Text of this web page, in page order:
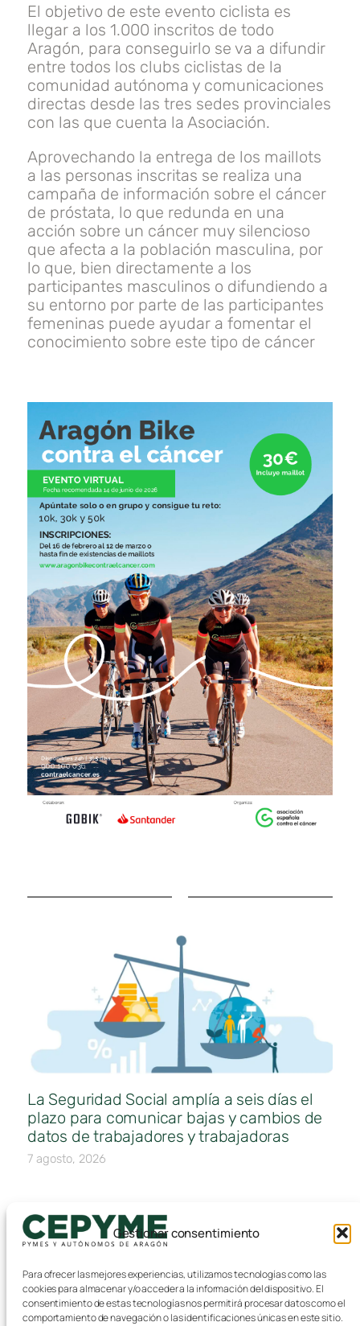
Gestionar consentimiento
Para ofrecer las mejores experiencias, utilizamos tecnologías como las
cookies para almacenar y/o acceder a la información del dispositivo. El
consentimiento de estas tecnologías nos permitirá procesar datos como el
comportamiento de navegación o las identificaciones únicas en este sitio.
El objetivo de este evento ciclista es
llegar a los 1.000 inscritos de todo
Aragón, para conseguirlo se va a difundir
entre todos los clubs ciclistas de la
comunidad autónoma y comunicaciones
directas desde las tres sedes provinciales
con las que cuenta la Asociación.
Aprovechando la entrega de los maillots
a las personas inscritas se realiza una
campaña de información sobre el cáncer
de próstata, lo que redunda en una
acción sobre un cáncer muy silencioso
que afecta a la población masculina, por
lo que, bien directamente a los
participantes masculinos o difundiendo a
su entorno por parte de las participantes
femeninas puede ayudar a fomentar el
conocimiento sobre este tipo de cáncer
La Seguridad Social amplía a seis días el
plazo para comunicar bajas y cambios de
datos de trabajadores y trabajadoras
7 agosto, 2026